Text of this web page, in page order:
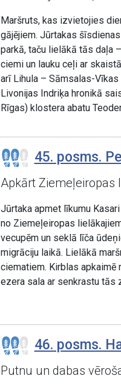
Maršruts, kas izvietojies
gājējiem. Jūrtakas
parkā, taču lielākā tās daļa
ciemi un lauku ceļi ar
arī Lihula – Sāmsalas-
Livonijas Indriķa hronikā
Rīgas) klostera abatu
45. posms.
Apkārt
Jūrtaka apmet līkumu
no Ziemeļeiropas
vecupēm un seklā līča
migrāciju laikā. Lielākā
ciematiem. Kirblas
ezera sala ar senkrastu tās
46. posms.
Putnu un dabas